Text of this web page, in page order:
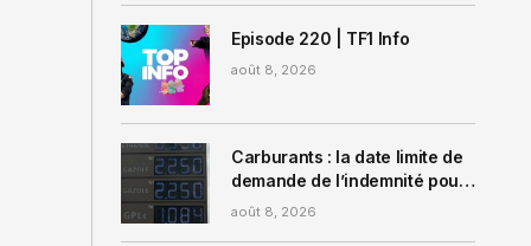
Episode 220 | TF1 Info
août 8, 2026
Carburants : la date limite de
demande de l’indemnité pour
les « grands rouleurs »
août 8, 2026